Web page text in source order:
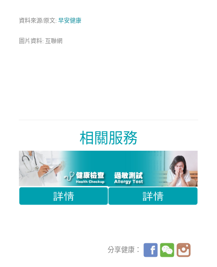
資料來源/原文:早安健康
圖片資料: 互聯網
相關服務
分享健康：